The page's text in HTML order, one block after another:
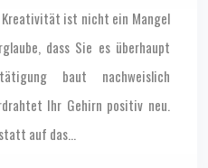
ist nicht ein Mangel
dass Sie es überhaupt
baut nachweislich
Ihr Gehirn positiv neu.
auf das…